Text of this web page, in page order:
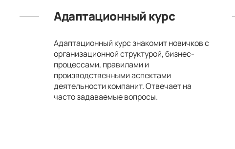
Адаптационный курс
Адаптационный курс знакомит новичков с
организационной структурой, бизнес-
процессами, правилами и
производственными аспектами
деятельности компанит. Отвечает на
часто задаваемые вопросы.